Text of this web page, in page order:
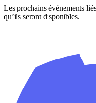
Les prochains événements
qu’ils seront disponibles.